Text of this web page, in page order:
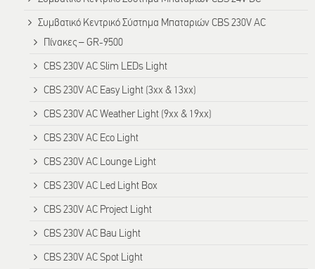
Συμβατικό Κεντρικό Σύστημα Μπαταριών CBS 230V AC
Πίνακες – GR-9500
CBS 230V AC Slim LEDs Light
CBS 230V AC Easy Light (3xx & 13xx)
CBS 230V AC Weather Light (9xx & 19xx)
CBS 230V AC Eco Light
CBS 230V AC Lounge Light
CBS 230V AC Led Light Box
CBS 230V AC Project Light
CBS 230V AC Bau Light
CBS 230V AC Spot Light